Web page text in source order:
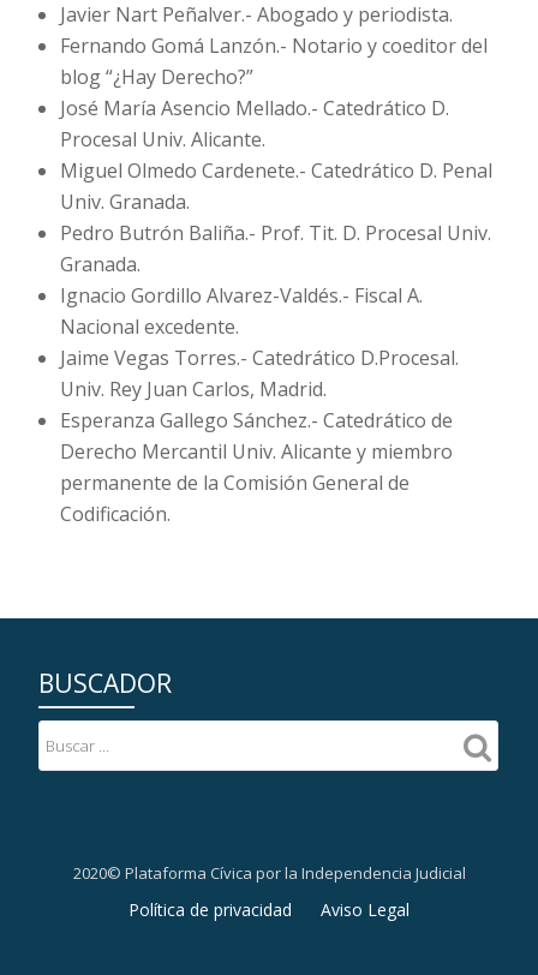
Javier Nart Peñalver.- Abogado y periodista.
Fernando Gomá Lanzón.- Notario y coeditor del
blog “¿Hay Derecho?”
José María Asencio Mellado.- Catedrático D.
Procesal Univ. Alicante.
Miguel Olmedo Cardenete.- Catedrático D. Penal
Univ. Granada.
Pedro Butrón Baliña.- Prof. Tit. D. Procesal Univ.
Granada.
Ignacio Gordillo Alvarez-Valdés.- Fiscal A.
Nacional excedente.
Jaime Vegas Torres.- Catedrático D.Procesal.
Univ. Rey Juan Carlos, Madrid.
Esperanza Gallego Sánchez.- Catedrático de
Derecho Mercantil Univ. Alicante y miembro
permanente de la Comisión General de
Codificación.
BUSCADOR
2020© Plataforma Cívica por la Independencia Judicial
Política de privacidad Aviso Legal